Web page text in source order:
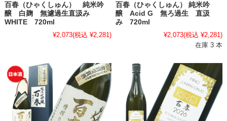
百春（ひゃくしゅん） 純米吟
醸 白麹 無濾過生直汲み
WHITE 720ml
¥2,073(税込 ¥2,281)
百春（ひゃくしゅん） 純米吟
醸 Acid G 無ろ過生 直汲
み 720ml
¥2,073(税込 ¥2,281)
在庫 3 本